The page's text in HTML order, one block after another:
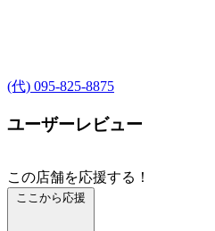
(代) 095-825-8875
ユーザーレビュー
この店舗を応援する！
ここから応援